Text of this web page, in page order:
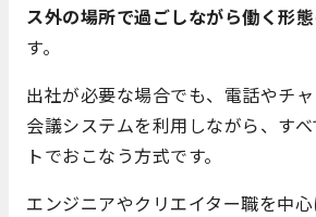
ス外の場所で過ごしながら働く形態
す。
出社が必要な場合でも、電話やチ
会議システムを利用しながら、す
トでおこなう方式です。
エンジニアやクリエイター職を中心